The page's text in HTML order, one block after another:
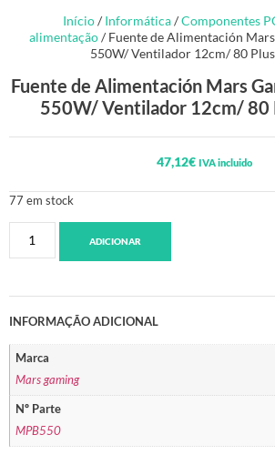
Início/ Informática/Componentes
alimentação/ Fuente de Alimentación
550W/ Ventilador 12cm/ 80
Fuente de Alimentación Mars
550W/ Ventilador 12cm/ 80
47,12€ IVA incluido
77 em stock
ADICIONAR
INFORMAÇÃO ADICIONAL
Marca
Mars gaming
Nº Parte
MPB550